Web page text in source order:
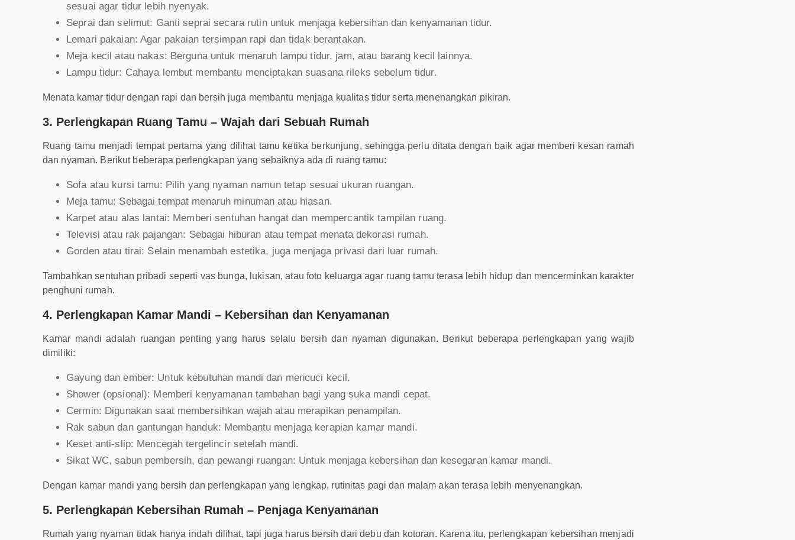
sesuai agar tidur lebih nyenyak.
Seprai dan selimut: Ganti seprai secara rutin untuk menjaga kebersihan dan kenyamanan tidur.
Lemari pakaian: Agar pakaian tersimpan rapi dan tidak berantakan.
Meja kecil atau nakas: Berguna untuk menaruh lampu tidur, jam, atau barang kecil lainnya.
Lampu tidur: Cahaya lembut membantu menciptakan suasana rileks sebelum tidur.
Menata kamar tidur dengan rapi dan bersih juga membantu menjaga kualitas tidur serta menenangkan pikiran.
3. Perlengkapan Ruang Tamu – Wajah dari Sebuah Rumah
Ruang tamu menjadi tempat pertama yang dilihat tamu ketika berkunjung, sehingga perlu ditata dengan baik agar memberi kesan ramah
dan nyaman. Berikut beberapa perlengkapan yang sebaiknya ada di ruang tamu:
Sofa atau kursi tamu: Pilih yang nyaman namun tetap sesuai ukuran ruangan.
Meja tamu: Sebagai tempat menaruh minuman atau hiasan.
Karpet atau alas lantai: Memberi sentuhan hangat dan mempercantik tampilan ruang.
Televisi atau rak pajangan: Sebagai hiburan atau tempat menata dekorasi rumah.
Gorden atau tirai: Selain menambah estetika, juga menjaga privasi dari luar rumah.
Tambahkan sentuhan pribadi seperti vas bunga, lukisan, atau foto keluarga agar ruang tamu terasa lebih hidup dan mencerminkan karakter
penghuni rumah.
4. Perlengkapan Kamar Mandi – Kebersihan dan Kenyamanan
Kamar mandi adalah ruangan penting yang harus selalu bersih dan nyaman digunakan. Berikut beberapa perlengkapan yang wajib
dimiliki:
Gayung dan ember: Untuk kebutuhan mandi dan mencuci kecil.
Shower (opsional): Memberi kenyamanan tambahan bagi yang suka mandi cepat.
Cermin: Digunakan saat membersihkan wajah atau merapikan penampilan.
Rak sabun dan gantungan handuk: Membantu menjaga kerapian kamar mandi.
Keset anti-slip: Mencegah tergelincir setelah mandi.
Sikat WC, sabun pembersih, dan pewangi ruangan: Untuk menjaga kebersihan dan kesegaran kamar mandi.
Dengan kamar mandi yang bersih dan perlengkapan yang lengkap, rutinitas pagi dan malam akan terasa lebih menyenangkan.
5. Perlengkapan Kebersihan Rumah – Penjaga Kenyamanan
Rumah yang nyaman tidak hanya indah dilihat, tapi juga harus bersih dari debu dan kotoran. Karena itu, perlengkapan kebersihan menjadi